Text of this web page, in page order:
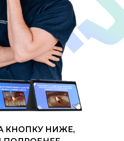
КНОПКУ НИЖЕ,